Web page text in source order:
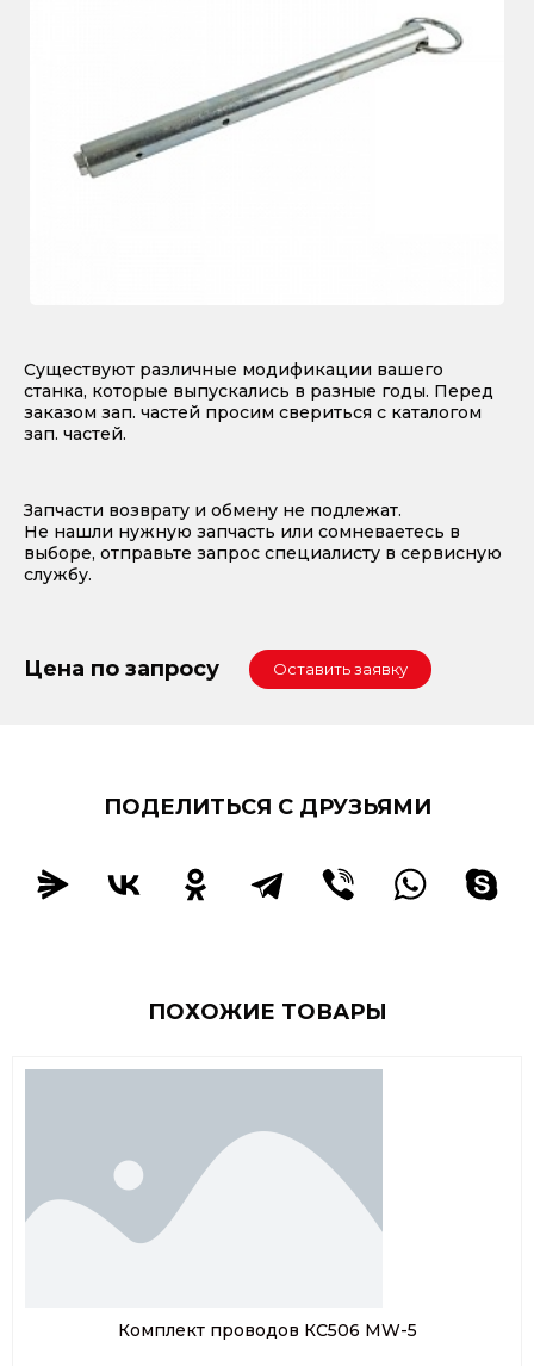
Существуют различные модификации вашего
станка, которые выпускались в разные годы. Перед
заказом зап. частей просим свериться с каталогом
зап. частей.
Запчасти возврату и обмену не подлежат.
Не нашли нужную запчасть или сомневаетесь в
выборе, отправьте запрос специалисту в сервисную
службу.
Цена по запросу Оставить заявку
ПОДЕЛИТЬСЯ С ДРУЗЬЯМИ
ПОХОЖИЕ ТОВАРЫ
Комплект проводов КС506 MW-5